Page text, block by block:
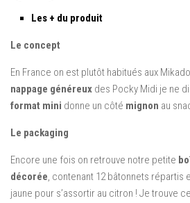
Les + du produit
Le concept
En France on est plutôt habitués aux
nappage généreux des Pocky Midi je ne
format mini donne un côté mignon au
Le packaging
Encore une fois on retrouve notre petite
décorée, contenant 12 bâtonnets répartis
jaune pour s’assortir au citron ! Je trouve